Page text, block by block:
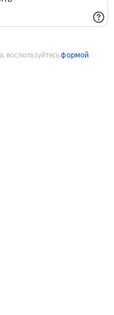
воспользуйтесьформой